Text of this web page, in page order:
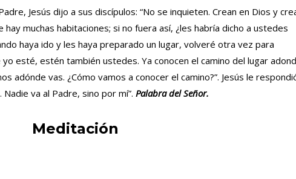
Jesús dijo a sus discípulos: “No se inquieten. Crean en Dios y
hay muchas habitaciones; si no fuera así, ¿les habría dicho a ustedes
haya ido y les haya preparado un lugar, volveré otra vez para
esté, estén también ustedes. Ya conocen el camino del lugar
adónde vas. ¿Cómo vamos a conocer el camino?”. Jesús le
Nadie va al Padre, sino por mí”. Palabra del Señor.
Meditación